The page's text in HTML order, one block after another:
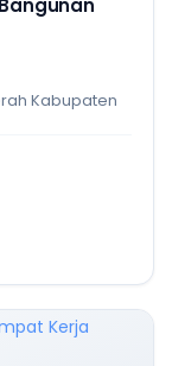
Kabupaten